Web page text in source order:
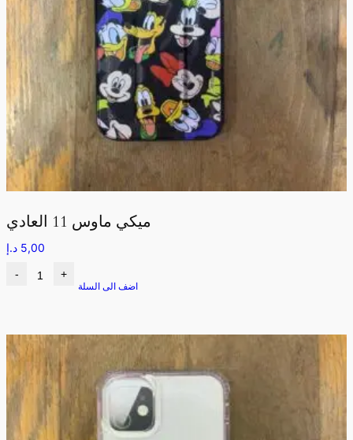
ميكي ماوس 11 العادي
5,00 د.إ
- +
اضف الى السلة